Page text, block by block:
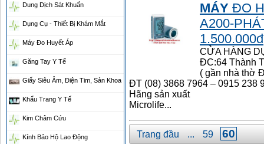
MÁY ĐO
A200-
1.500.000đ
CỬA HÀNG
ĐC:64 Thành
( gần nhà thờ
ĐT (08) 3868 7964 – 0915 238
Hãng sản xuất
Microlife...
Trang đầu ... 59 60
Dung Dịch Sát Khuẩn
Dụng Cụ - Thiết Bị Khám Mắt
Máy Đo Huyết Áp
Găng Tay Y Tế
Giấy Siêu Âm, Điện Tim, Sản Khoa
Khẩu Trang Y Tế
Kim Châm Cứu
Kính Bảo Hộ Lao Động